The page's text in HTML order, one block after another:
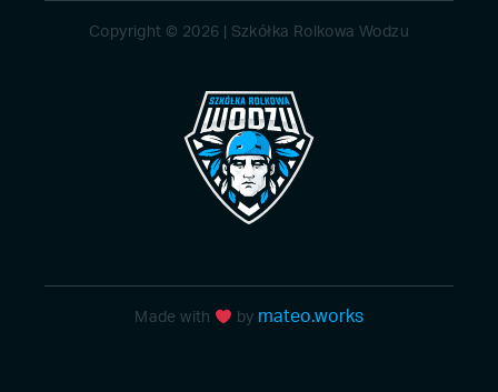
Copyright © 2026 | Szkółka Rolkowa Wodzu
Made with by mateo.works